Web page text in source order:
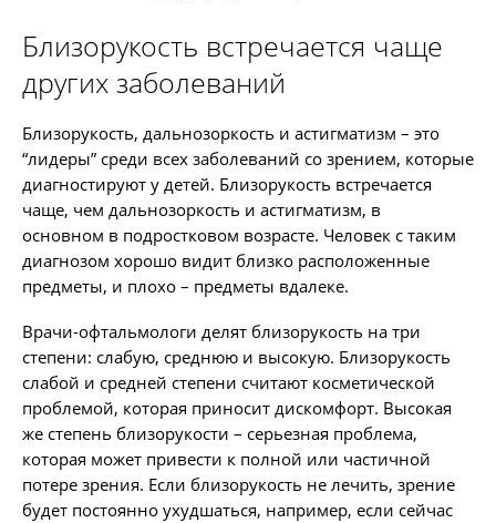
Близорукость встречается чаще
других заболеваний
Близорукость, дальнозоркость и астигматизм – это
“лидеры” среди всех заболеваний со зрением, которые
диагностируют у детей. Близорукость встречается
чаще, чем дальнозоркость и астигматизм, в
основном в подростковом возрасте. Человек с таким
диагнозом хорошо видит близко расположенные
предметы, и плохо – предметы вдалеке.
Врачи-офтальмологи делят близорукость на три
степени: слабую, среднюю и высокую. Близорукость
слабой и средней степени считают косметической
проблемой, которая приносит дискомфорт. Высокая
же степень близорукости – серьезная проблема,
которая может привести к полной или частичной
потере зрения. Если близорукость не лечить, зрение
будет постоянно ухудшаться, например, если сейчас